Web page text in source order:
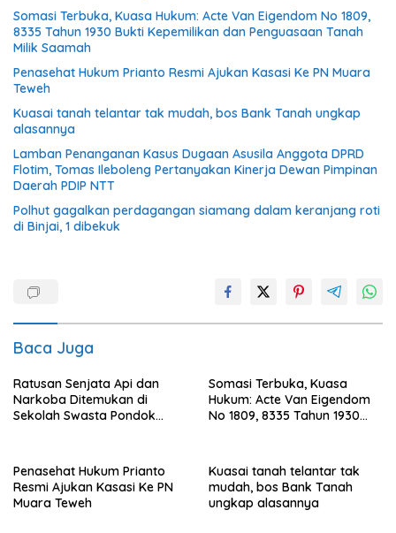
Somasi Terbuka, Kuasa Hukum: Acte Van Eigendom No 1809,
8335 Tahun 1930 Bukti Kepemilikan dan Penguasaan Tanah
Milik Saamah
Penasehat Hukum Prianto Resmi Ajukan Kasasi Ke PN Muara
Teweh
Kuasai tanah telantar tak mudah, bos Bank Tanah ungkap
alasannya
Lamban Penanganan Kasus Dugaan Asusila Anggota DPRD
Flotim, Tomas Ileboleng Pertanyakan Kinerja Dewan Pimpinan
Daerah PDIP NTT
Polhut gagalkan perdagangan siamang dalam keranjang roti
di Binjai, 1 dibekuk
Baca Juga
Ratusan Senjata Api dan
Narkoba Ditemukan di
Sekolah Swasta Pondok
Somasi Terbuka, Kuasa
Hukum: Acte Van Eigendom
No 1809, 8335 Tahun 1930
Saamah
Penasehat Hukum Prianto
Resmi Ajukan Kasasi Ke PN
Muara Teweh
Kuasai tanah telantar tak
mudah, bos Bank Tanah
ungkap alasannya